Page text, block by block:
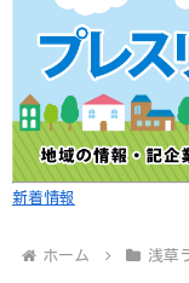
新着情報
ホーム 浅草